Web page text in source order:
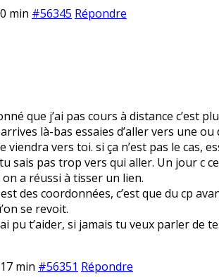
min #56345 Répondre
que j’ai pas cours à distance c’est
là-bas essaies d’aller vers une
vers toi. si ça n’est pas le cas,
sais pas trop vers qui aller. Un jour c
a réussi à tisser un lien.
des coordonnées, c’est que du cp
se revoit.
pu t’aider, si jamais tu veux parler de
min #56351 Répondre